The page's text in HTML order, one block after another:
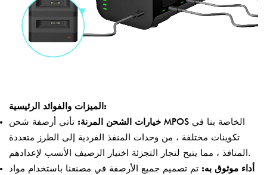
الميزات والفوائد الرئيسية:
خيارات الشحن المرنة: تأتي أرصفة شحن MPOS الخاصة بنا في
تكوينات مختلفة ، من وحدات المنفذ الفردية إلى الطرز متعددة
المنافذ ، مما يتيح لتجار التجزئة اختيار الرصيف الأنسب لإعدادهم.
أداء موثوق به: تم تصميم جميع الأرصفة في مصنعنا باستخدام مواد